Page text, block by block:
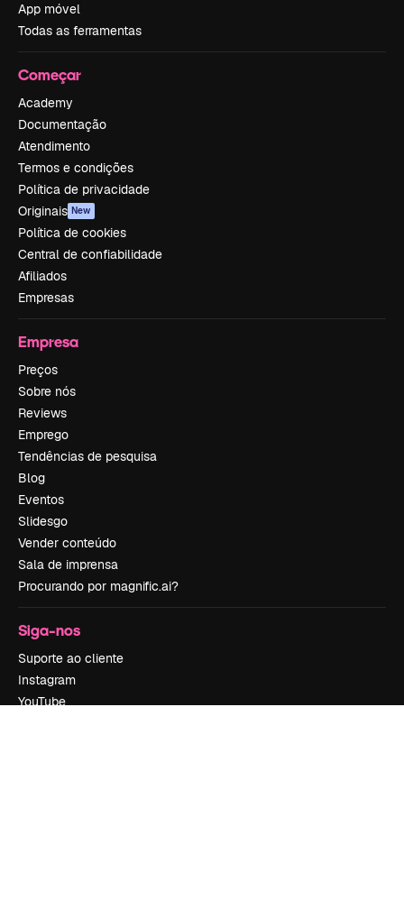
App móvel
Todas as ferramentas
Começar
Academy
Documentação
Atendimento
Termos e condições
Política de privacidade
Originais New
Política de cookies
Central de confiabilidade
Afiliados
Empresas
Empresa
Preços
Sobre nós
Reviews
Emprego
Tendências de pesquisa
Blog
Eventos
Slidesgo
Vender conteúdo
Sala de imprensa
Procurando por magnific.ai?
Siga-nos
Suporte ao cliente
Instagram
YouTube